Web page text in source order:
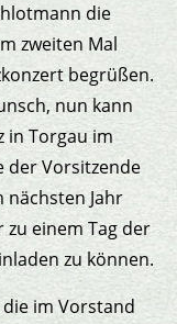
die
zweiten Mal
begrüßen.
nun kann
in Torgau im
der Vorsitzende
nächsten Jahr
einem Tag der
zu können.
im Vorstand